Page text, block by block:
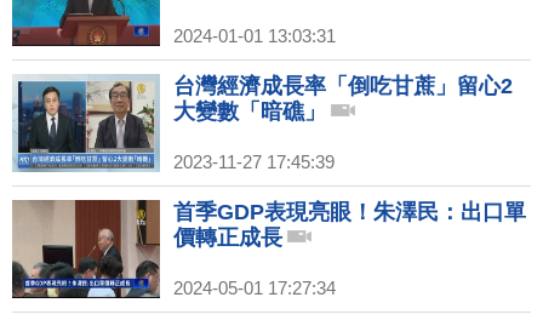
2024-01-01 13:03:31
台灣經濟成長率「倒吃甘蔗」留心2
大變數「暗礁」
2023-11-27 17:45:39
首季GDP表現亮眼！朱澤民：出口單
價轉正成長
2024-05-01 17:27:34